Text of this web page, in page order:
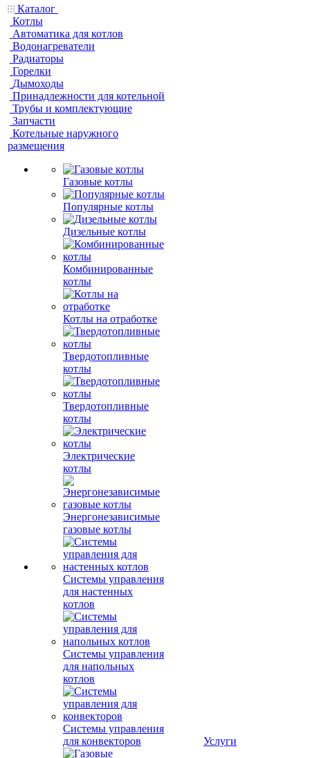
Каталог
Котлы
Автоматика для котлов
Водонагреватели
Радиаторы
Горелки
Дымоходы
Принадлежности для котельной
Трубы и комплектующие
Запчасти
Котельные наружного
размещения
Газовые котлы
Популярные котлы
Дизельные котлы
Комбинированные
котлы
Котлы на отработке
Твердотопливные
котлы
Твердотопливные
котлы
Электрические
котлы
Энергонезависимые
газовые котлы
Системы управления
для настенных
котлов
Системы управления
для напольных
котлов
Системы управления
для конвекторов
Услуги